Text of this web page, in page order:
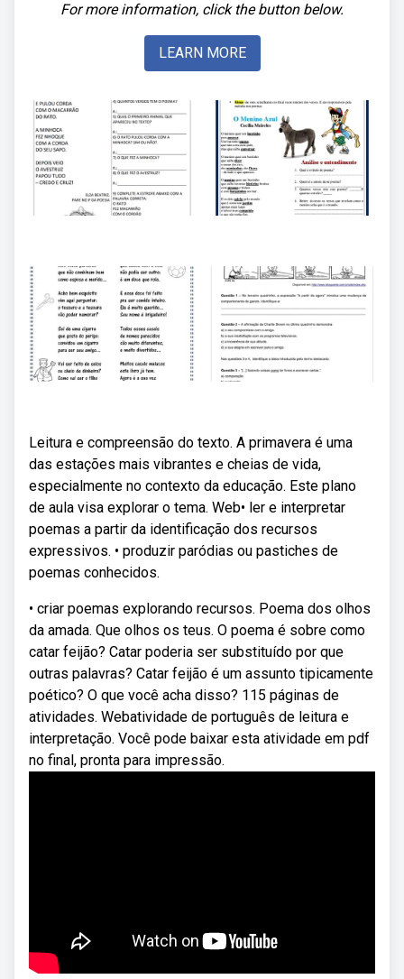
For more information, click the button below.
LEARN MORE
Leitura e compreensão do texto. A primavera é uma
das estações mais vibrantes e cheias de vida,
especialmente no contexto da educação. Este plano
de aula visa explorar o tema. Web• ler e interpretar
poemas a partir da identificação dos recursos
expressivos. • produzir paródias ou pastiches de
poemas conhecidos.
• criar poemas explorando recursos. Poema dos olhos
da amada. Que olhos os teus. O poema é sobre como
catar feijão? Catar poderia ser substituído por que
outras palavras? Catar feijão é um assunto tipicamente
poético? O que você acha disso? 115 páginas de
atividades. Webatividade de português de leitura e
interpretação. Você pode baixar esta atividade em pdf
no final, pronta para impressão.